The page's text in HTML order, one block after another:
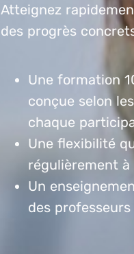
Atteignez
des progrès
Une formation
conçue selon
chaque
Une flexibilité
régulièrement
Un
des